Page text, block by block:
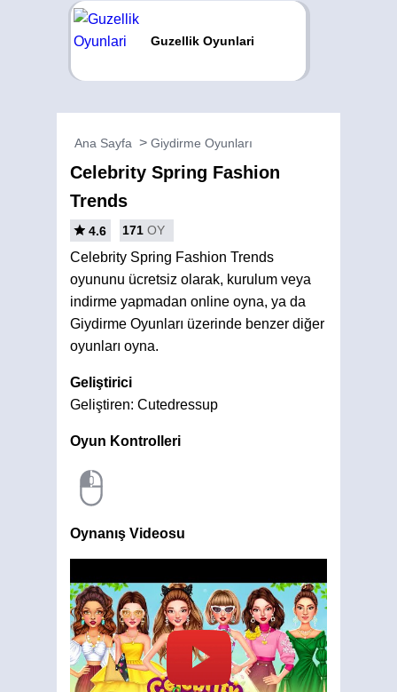
Guzellik Oyunlari
Ana Sayfa Giydirme Oyunları
Celebrity Spring Fashion
Trends
4.6 171 OY
Celebrity Spring Fashion Trends
oyununu ücretsiz olarak, kurulum veya
indirme yapmadan online oyna, ya da
Giydirme Oyunları üzerinde benzer diğer
oyunları oyna.
Geliştirici
Geliştiren: Cutedressup
Oyun Kontrolleri
Oynanış Videosu